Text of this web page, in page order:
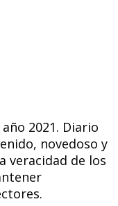
2021. Diario
novedoso y
veracidad de los